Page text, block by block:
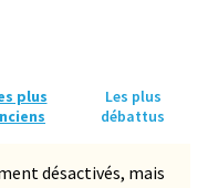
plus
Les plus
débattus
désactivés, mais